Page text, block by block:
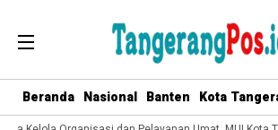
Beranda Nasional Banten Kota